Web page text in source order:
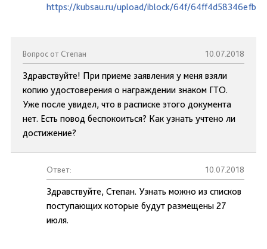
https://kubsau.ru/upload/iblock/64f/
Вопрос от Степан 10.07.2018
Здравствуйте! При приеме заявления у меня взяли
копию удостоверения о награждении знаком ГТО.
Уже после увидел, что в расписке этого документа
нет. Есть повод беспокоиться? Как узнать учтено ли
достижение?
Ответ: 10.07.2018
Здравствуйте, Степан. Узнать можно из списков
поступающих которые будут размещены 27
июля.